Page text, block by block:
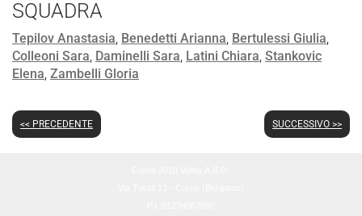
SQUADRA
Tepilov Anastasia, Benedetti Arianna, Bertulessi Giulia,
Colleoni Sara, Daminelli Sara, Latini Chiara, Stankovic
Elena, Zambelli Gloria
<< PRECEDENTE SUCCESSIVO >>